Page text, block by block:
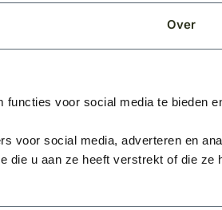
Over
voor social media te bieden
voor social media, adverteren en
die u aan ze heeft verstrekt of die ze